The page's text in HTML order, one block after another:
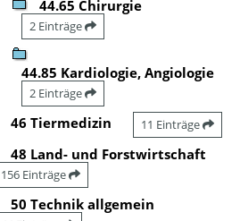
44.65 Chirurgie
2 Einträge
44.85 Kardiologie, Angiologie
2 Einträge
46 Tiermedizin 11 Einträge
48 Land- und Forstwirtschaft
156 Einträge
50 Technik allgemein